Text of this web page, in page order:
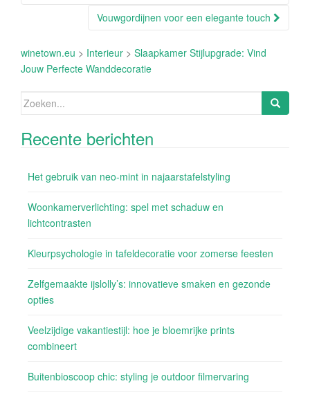
Vouwgordijnen voor een elegante touch
winetown.eu > Interieur > Slaapkamer Stijlupgrade: Vind
Jouw Perfecte Wanddecoratie
Zoeken
Recente berichten
Het gebruik van neo-mint in najaarstafelstyling
Woonkamerverlichting: spel met schaduw en
lichtcontrasten
Kleurpsychologie in tafeldecoratie voor zomerse feesten
Zelfgemaakte ijslolly’s: innovatieve smaken en gezonde
opties
Veelzijdige vakantiestijl: hoe je bloemrijke prints
combineert
Buitenbioscoop chic: styling je outdoor filmervaring